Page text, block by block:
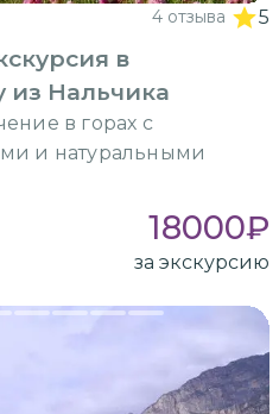
4 отзыва 5
в
из Нальчика
в горах с
и натуральными
18000₽
за экскурсию